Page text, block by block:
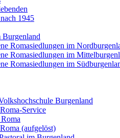
1945
Burgenland
Romasiedlungen im
Romasiedlungen im
Romasiedlungen im
Burgenland
Service
(aufgelöst)